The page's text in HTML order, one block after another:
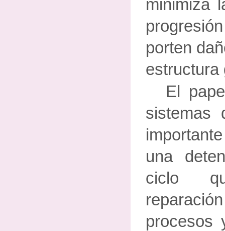
minimiza
porten
estructura
El
sistemas
una
ciclo
procesos